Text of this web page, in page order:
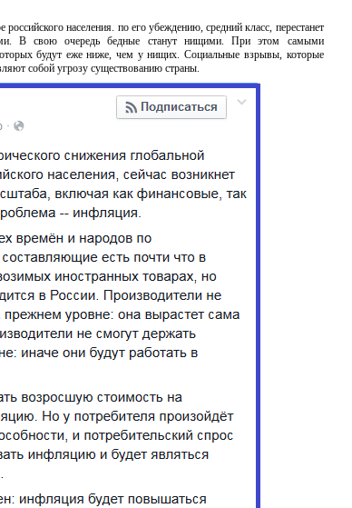
населения. по его убеждению, средний класс, перестанет
В свою очередь бедные станут нищими. При этом самыми
будут еже ниже, чем у нищих. Социальные взрывы, которые
собой угрозу существованию страны.